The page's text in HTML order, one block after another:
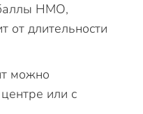
НМО,
от длительности
можно
или с